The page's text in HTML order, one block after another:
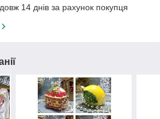
14 днів за рахунок покупця